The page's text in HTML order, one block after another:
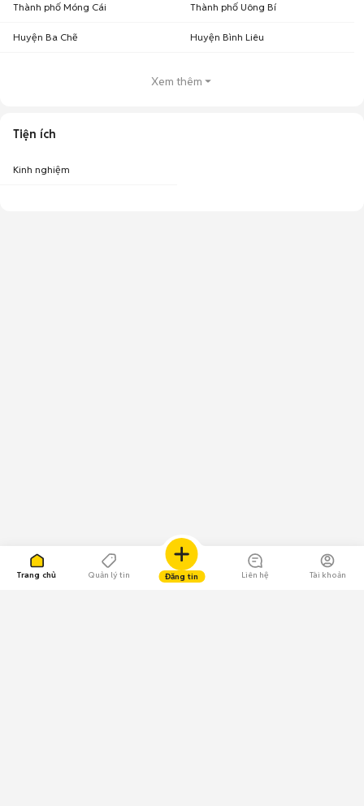
Trang chủ Quản lý tin Đăng tin Liên hệ Tài khoản
Thành phố Móng Cái Thành phố Uông Bí
Huyện Ba Chẽ Huyện Bình Liêu
Xem thêm
Tiện ích
Kinh nghiệm